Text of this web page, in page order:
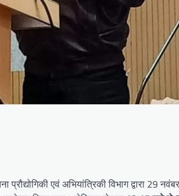
प्रौद्योगिकी एवं अभियांत्रिकी विभाग द्वारा 29